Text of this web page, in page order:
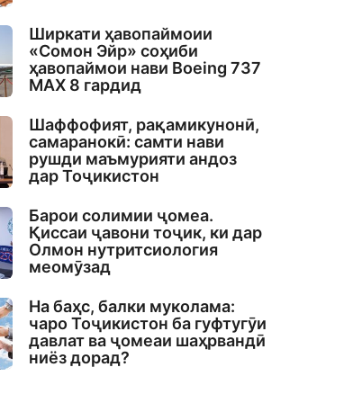
Ширкати ҳавопаймоии
«Сомон Эйр» соҳиби
ҳавопаймои нави Boeing 737
MAX 8 гардид
Шаффофият, рақамикунонӣ,
самаранокӣ: самти нави
рушди маъмурияти андоз
дар Тоҷикистон
Барои солимии ҷомеа.
Қиссаи ҷавони тоҷик, ки дар
Олмон нутритсиология
меомӯзад
На баҳс, балки муколама:
чаро Тоҷикистон ба гуфтугӯи
давлат ва ҷомеаи шаҳрвандӣ
ниёз дорад?